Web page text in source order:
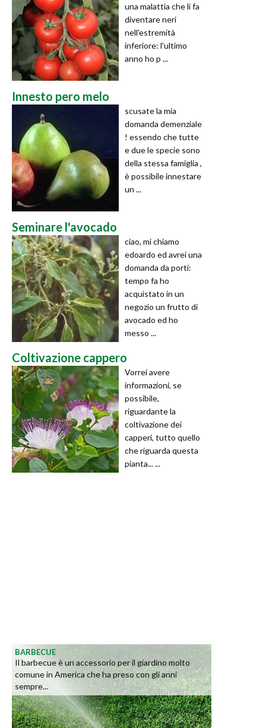
una malattia che li fa
diventare neri
nell'estremità
inferiore: l'ultimo
anno ho p ...
Innesto pero melo
scusate la mia
domanda demenziale
! essendo che tutte
e due le specie sono
della stessa famiglia ,
è possibile innestare
un ...
Seminare l'avocado
ciao, mi chiamo
edoardo ed avrei una
domanda da porti:
tempo fa ho
acquistato in un
negozio un frutto di
avocado ed ho
messo ...
Coltivazione cappero
Vorrei avere
informazioni, se
possibile,
riguardante la
coltivazione dei
capperi, tutto quello
che riguarda questa
pianta... ...
BARBECUE
Il barbecue è un accessorio per il giardino molto
comune in America che ha preso con gli anni
sempre...